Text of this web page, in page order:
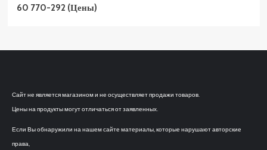
60 770-292 (Цены)
Сайт не является магазином и не осуществляет продажи товаров.
Цены на продукты могут отличаться от заявленных.
Если Вы обнаружили на нашем сайте материалы, которые нарушают авторские
права,